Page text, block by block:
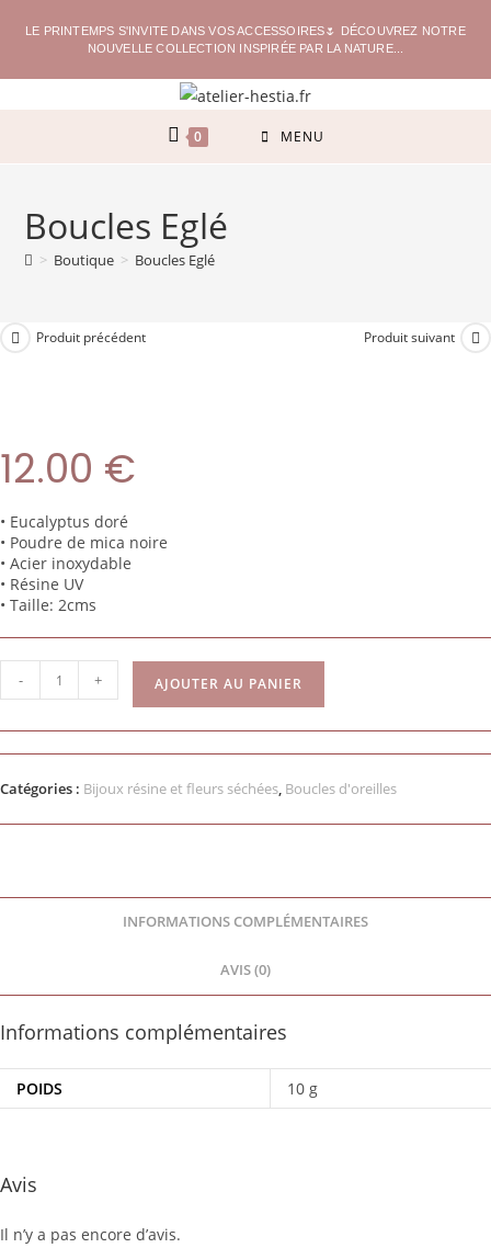
LE PRINTEMPS S'INVITE DANS VOS ACCESSOIRES🌷 DÉCOUVREZ NOTRE
NOUVELLE COLLECTION INSPIRÉE PAR LA NATURE...
0 MENU
Boucles Eglé
> Boutique > Boucles Eglé
Produit précédent Produit suivant
12.00 €
• Eucalyptus doré
• Poudre de mica noire
• Acier inoxydable
• Résine UV
• Taille: 2cms
- + AJOUTER AU PANIER
Catégories : Bijoux résine et fleurs séchées, Boucles d'oreilles
INFORMATIONS COMPLÉMENTAIRES
AVIS (0)
Informations complémentaires
POIDS 10 g
Avis
Il n’y a pas encore d’avis.